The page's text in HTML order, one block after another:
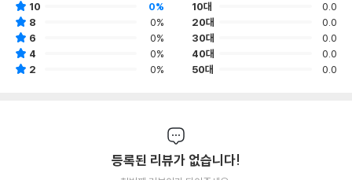
10
0%
8
0%
6
0%
4
0%
2
0%
10대
0.0
20대
0.0
30대
0.0
40대
0.0
50대
0.0
등록된 리뷰가 없습니다!